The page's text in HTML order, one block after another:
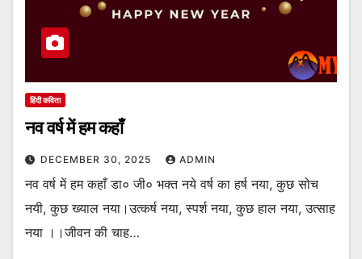
हिंदी कविता
नव वर्ष में हम कहाँ
DECEMBER 30, 2025 ADMIN
नव वर्ष में हम कहाँ डा० जी० भक्त नये वर्ष का हर्ष नया, कुछ सोच
नयी, कुछ ख्याल नया।उत्कर्ष नया, स्पर्श नया, कुछ हाल नया, उत्साह
नया ।।जीवन की चाह…